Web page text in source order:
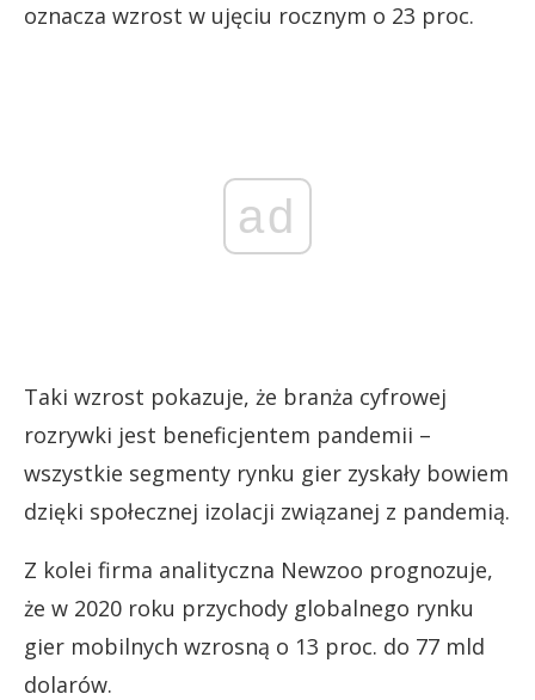
oznacza wzrost w ujęciu rocznym o 23 proc.
ad
Taki wzrost pokazuje, że branża cyfrowej
rozrywki jest beneficjentem pandemii –
wszystkie segmenty rynku gier zyskały bowiem
dzięki społecznej izolacji związanej z pandemią.
Z kolei firma analityczna Newzoo prognozuje,
że w 2020 roku przychody globalnego rynku
gier mobilnych wzrosną o 13 proc. do 77 mld
dolarów.